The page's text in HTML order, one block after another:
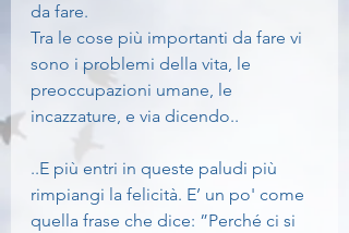
da fare.
Tra le cose più importanti da fare vi
sono i problemi della vita, le
preoccupazioni umane, le
incazzature, e via dicendo..
..E più entri in queste paludi più
rimpiangi la felicità. E’ un po' come
quella frase che dice: ”Perché ci si